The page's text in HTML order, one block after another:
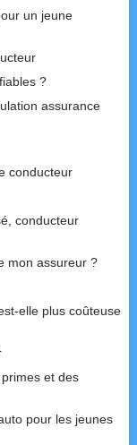
un jeune
?
assurance
conducteur
conducteur
mon assureur ?
elle plus coûteuse
et des
pour les jeunes